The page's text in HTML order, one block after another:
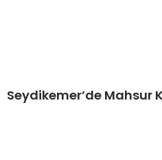
Seydikemer’de Mahsur